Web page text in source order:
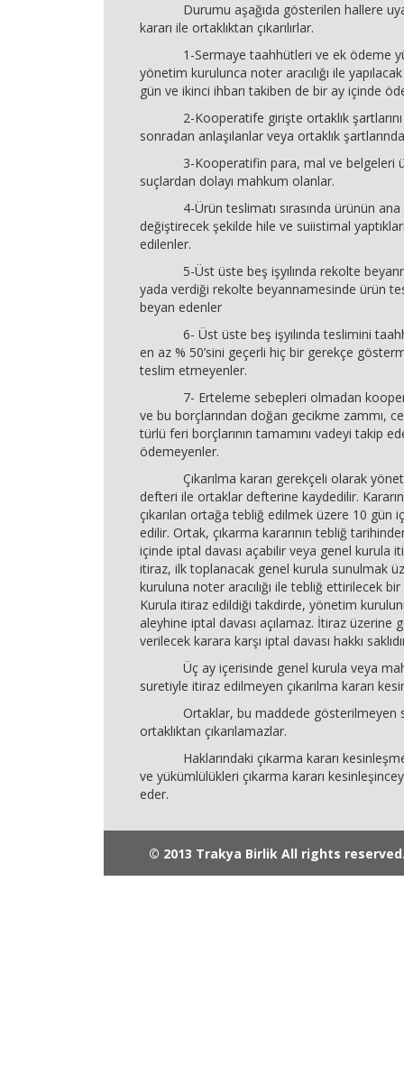
Durumu aşağıda gösterilen hallere
kararı ile ortaklıktan çıkarılırlar.
1-Sermaye taahhütleri ve ek ödeme
yönetim kurulunca noter aracılığı ile
gün ve ikinci ihbarı takiben de bir ay içinde
2-Kooperatife girişte ortaklık şartlarını
sonradan anlaşılanlar veya ortaklık
3-Kooperatifin para, mal ve belgeleri
suçlardan dolayı mahkum olanlar.
4-Ürün teslimatı sırasında ürünün ana
değiştirecek şekilde hile ve suiistimal
edilenler.
5-Üst üste beş işyılında rekolte
yada verdiği rekolte beyannamesinde ürün
beyan edenler
6- Üst üste beş işyılında teslimini
en az % 50’sini geçerli hiç bir gerekçe
teslim etmeyenler.
7- Erteleme sebepleri olmadan
ve bu borçlarından doğan gecikme zammı,
türlü feri borçlarının tamamını vadeyi takip
ödemeyenler.
Çıkarılma kararı gerekçeli olarak
defteri ile ortaklar defterine kaydedilir.
çıkarılan ortağa tebliğ edilmek üzere 10 gün
edilir. Ortak, çıkarma kararının tebliğ
içinde iptal davası açabilir veya genel kurula
itiraz, ilk toplanacak genel kurula sunulmak
kuruluna noter aracılığı ile tebliğ ettirilecek bir
Kurula itiraz edildiği takdirde, yönetim
aleyhine iptal davası açılamaz. İtiraz üzerine
verilecek karara karşı iptal davası hakkı
Üç ay içerisinde genel kurula veya
suretiyle itiraz edilmeyen çıkarılma kararı
Ortaklar, bu maddede gösterilmeyen
ortaklıktan çıkarılamazlar.
Haklarındaki çıkarma kararı
ve yükümlülükleri çıkarma kararı
eder.
© 2013 Trakya Birlik All rights